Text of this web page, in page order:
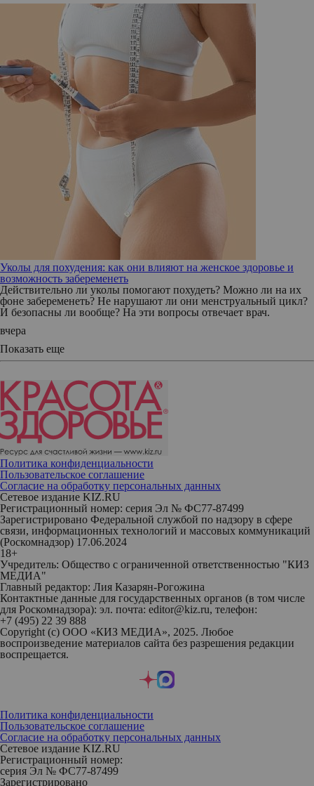
Уколы для похудения: как они влияют на женское здоровье и
возможность забеременеть
Действительно ли уколы помогают похудеть? Можно ли на их
фоне забеременеть? Не нарушают ли они менструальный цикл?
И безопасны ли вообще? На эти вопросы отвечает врач.
вчера
Показать еще
Политика конфиденциальности
Пользовательское соглашение
Согласие на обработку персональных данных
Сетевое издание KIZ.RU
Регистрационный номер: серия Эл № ФС77-87499
Зарегистрировано Федеральной службой по надзору в сфере
связи, информационных технологий и массовых коммуникаций
(Роскомнадзор) 17.06.2024
18+
Учредитель: Общество с ограниченной ответственностью "КИЗ
МЕДИА"
Главный редактор: Лия Казарян-Рогожина
Контактные данные для государственных органов (в том числе
для Роскомнадзора): эл. почта: editor@kiz.ru, телефон:
+7 (495) 22 39 888
Copyright (с) ООО «КИЗ МЕДИА», 2025. Любое
воспроизведение материалов сайта без разрешения редакции
воспрещается.
Политика конфиденциальности
Пользовательское соглашение
Согласие на обработку персональных данных
Сетевое издание KIZ.RU
Регистрационный номер:
серия Эл № ФС77-87499
Зарегистрировано